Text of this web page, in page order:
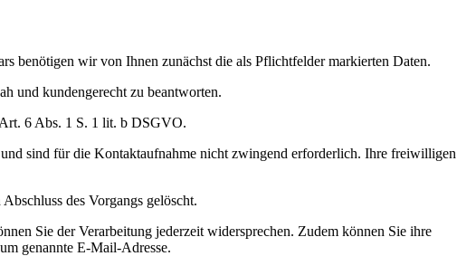
benötigen wir von Ihnen zunächst die als Pflichtfelder markierten Daten.
und kundengerecht zu beantworten.
6 Abs. 1 S. 1 lit. b DSGVO.
sind für die Kontaktaufnahme nicht zwingend erforderlich. Ihre freiwilligen
des Vorgangs gelöscht.
Sie der Verarbeitung jederzeit widersprechen. Zudem können Sie ihre
genannte E-Mail-Adresse.